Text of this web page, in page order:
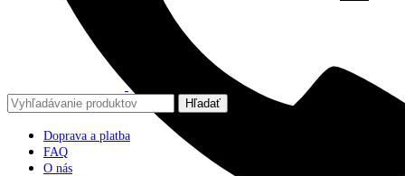
Hľadať
Doprava a platba
FAQ
O nás